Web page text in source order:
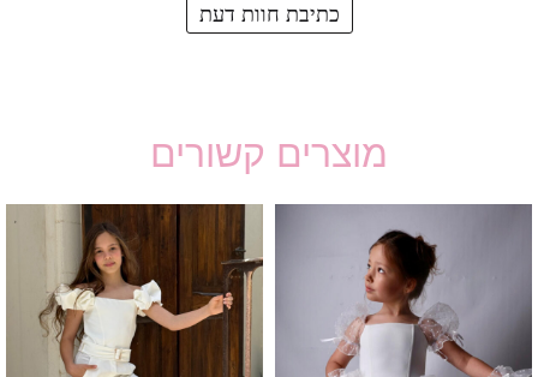
כתיבת חוות דעת
מוצרים קשורים